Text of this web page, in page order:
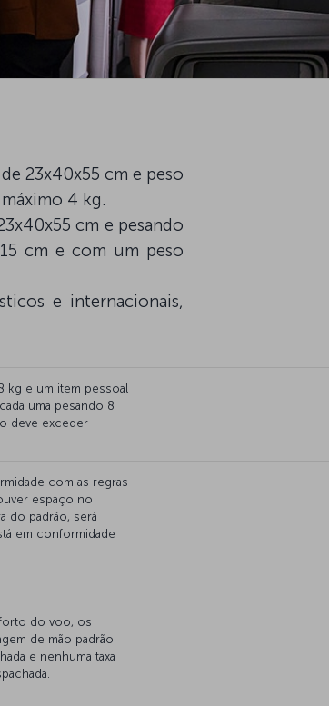
23x40x55 cm e peso
4 kg.
cm e pesando
cm e com um peso
e internacionais,
kg e um item pessoal
uma pesando 8
deve exceder
com as regras
espaço no
do padrão, será
em conformidade
do voo, os
de mão padrão
e nenhuma taxa